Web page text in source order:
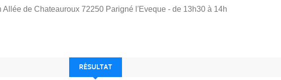
Allée de Chateauroux 72250 Parigné l'Eveque - de 13h30 à 14h
RÉSULTAT